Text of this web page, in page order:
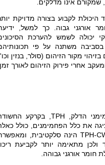
אינו מדלקים.
היכולת לקבוע בצורה מדויקת
אורגני גבוה. כך למשל,
יכולה לשמש להערכת
משתנה על פי
מקור הזיהום (סולר, בנזין
אחרי פירוק הזיהום לאורך
הדלק, TPH , בקרקע
את כלל הפחמימנים, כולל
TPH-הינה סלקטיבית,
מתאימה יותר לקביעת
חומר אורגני גבוהה.